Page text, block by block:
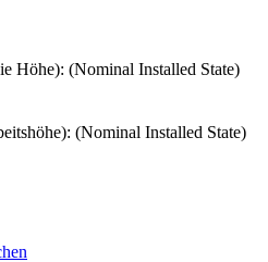
Höhe): (Nominal Installed State)
(Nominal Installed State)